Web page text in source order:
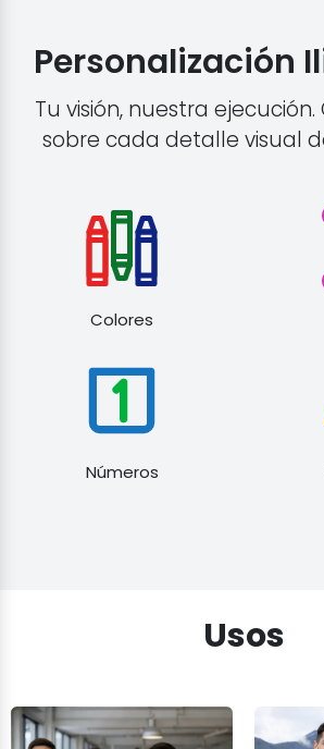
Personalización
Tu visión, nuestra
sobre cada detalle visual
Colores
Números
Usos